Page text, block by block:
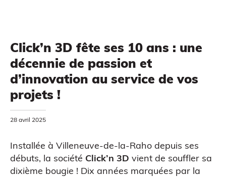
MODÉLISATION 3D
Click’n 3D fête ses 10 ans : une
décennie de passion et
d’innovation au service de vos
projets !
28 avril 2025
Installée à Villeneuve-de-la-Raho depuis ses
débuts, la société Click’n 3D vient de souffler sa
dixième bougie ! Dix années marquées par la